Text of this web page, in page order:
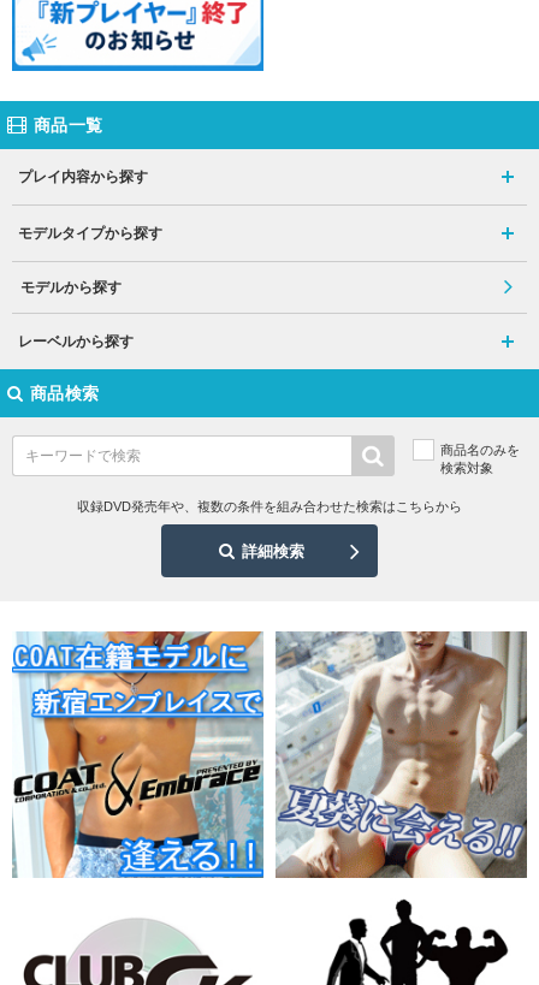
商品一覧
プレイ内容から探す
モデルタイプから探す
モデルから探す
レーベルから探す
商品検索
商品名のみを
検索対象
収録DVD発売年や、複数の条件を組み合わせた検索はこちらから
詳細検索